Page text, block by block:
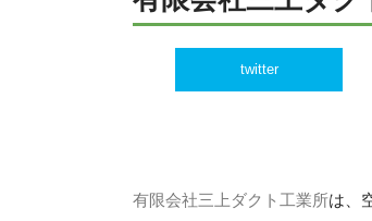
twitter
有限会社三上ダクト工業所は、